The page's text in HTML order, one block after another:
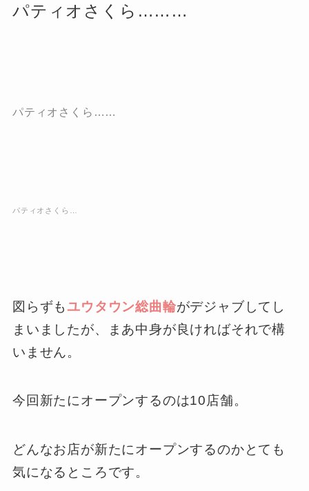
パティオさくら………
パティオさくら……
パティオさくら…
図らずもユウタウン総曲輪がデジャブしてし
まいましたが、まあ中身が良ければそれで構
いません。
今回新たにオープンするのは10店舗。
どんなお店が新たにオープンするのかとても
気になるところです。